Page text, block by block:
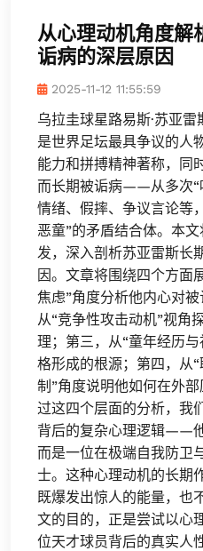
从心理动机角度解
诟病的深层原因
2025-11-12 11:55:59
乌拉圭球星路易斯·苏亚
是世界足坛最具争议的人
能力和拼搏精神著称，同
而长期被诟病——从多次“
情绪、假摔、争议言论等
恶童”的矛盾结合体。本
发，深入剖析苏亚雷斯长
因。文章将围绕四个方面
焦虑”角度分析他内心对被
从“竞争性攻击动机”视角
理；第三，从“童年经历
格形成的根源；第四，从
制”角度说明他如何在外
过这四个层面的分析，我
背后的复杂心理逻辑——他
而是一位在极端自我防卫
士。这种心理动机的长期
既爆发出惊人的能量，也
文的目的，正是尝试以心
位天才球员背后的真实人性